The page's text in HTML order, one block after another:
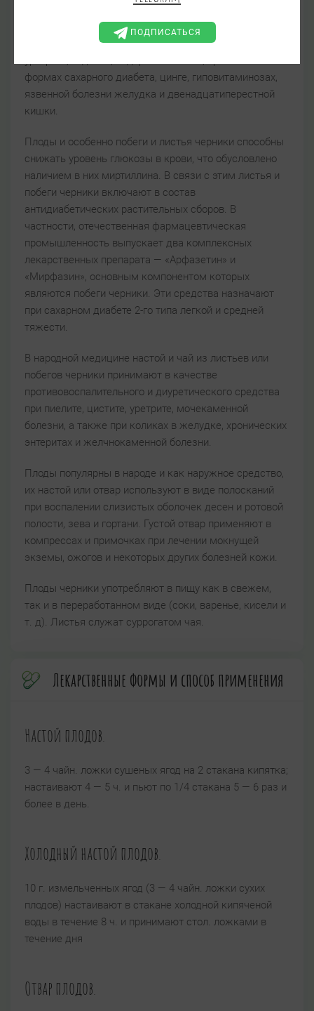
процессами, при подагре, ревматизме, анемии,
камнеобразовании, гепатите, желтухе, цистите,
формах сахарного диабета, цинге, гиповитаминозах,
язвенной болезни желудка и двенадцатиперестной
кишки.
Плоды и особенно побеги и листья черники способны
снижать уровень глюкозы в крови, что обусловлено
наличием в них миртиллина. В связи с этим листья и
побеги черники включают в состав
антидиабетических растительных сборов. В
частности, отечественная фармацевтическая
промышленность выпускает два комплексных
лекарственных препарата — «Арфазетин» и
«Мирфазин», основным компонентом которых
являются побеги черники. Эти средства назначают
при сахарном диабете 2-го типа легкой и средней
тяжести.
В народной медицине настой и чай из листьев или
побегов черники принимают в качестве
противовоспалительного и диуретического средства
при пиелите, цистите, уретрите, мочекаменной
болезни, а также при коликах в желудке, хронических
энтеритах и желчнокаменной болезни.
Плоды популярны в народе и как наружное средство,
их настой или отвар используют в виде полосканий
при воспалении слизистых оболочек десен и ротовой
полости, зева и гортани. Густой отвар применяют в
компрессах и примочках при лечении мокнущей
экземы, ожогов и некоторых других болезней кожи.
Плоды черники употребляют в пищу как в свежем,
так и в переработанном виде (соки, варенье, кисели и
т. д). Листья служат суррогатом чая.
Лекарственные формы и способ применения
Настой плодов.
3 — 4 чайн. ложки сушеных ягод на 2 стакана кипятка;
настаивают 4 — 5 ч. и пьют по 1/4 стакана 5 — 6 раз и
более в день.
Холодный настой плодов.
10 г. измельченных ягод (3 — 4 чайн. ложки сухих
плодов) настаивают в стакане холодной кипяченой
воды в течение 8 ч. и принимают стол. ложками в
течение дня
Отвар плодов.
ПОДПИСАТЬСЯ